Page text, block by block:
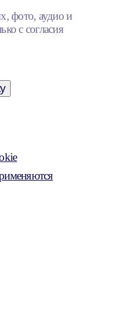
фото, аудио и
с согласия